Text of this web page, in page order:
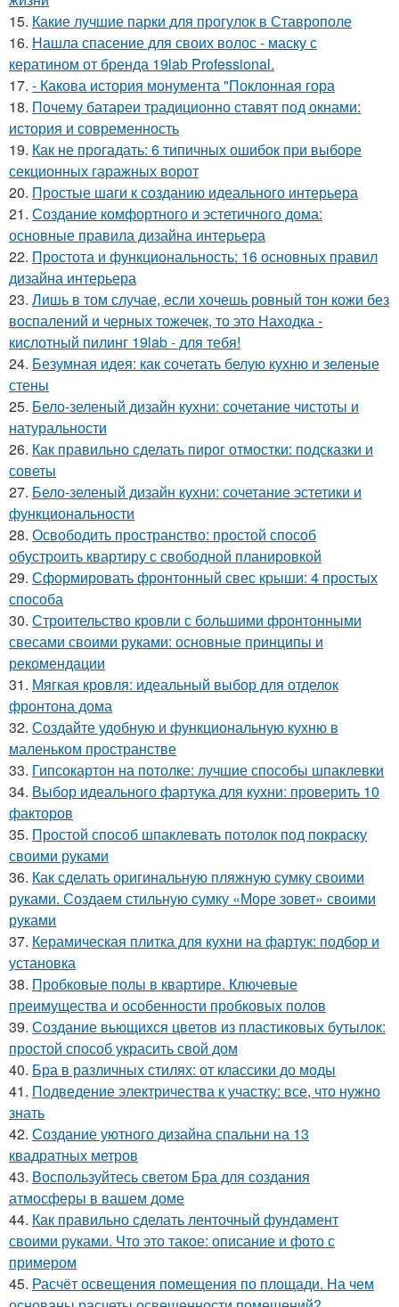
15. Какие лучшие парки для прогулок в Ставрополе
16. Нашла спасение для своих волос - маску с
кератином от бренда 19lab Professional.
17. - Какова история монумента "Поклонная гора
18. Почему батареи традиционно ставят под окнами:
история и современность
19. Как не прогадать: 6 типичных ошибок при выборе
секционных гаражных ворот
20. Простые шаги к созданию идеального интерьера
21. Создание комфортного и эстетичного дома:
основные правила дизайна интерьера
22. Простота и функциональность: 16 основных правил
дизайна интерьера
23. Лишь в том случае, если хочешь ровный тон кожи без
воспалений и черных тожечек, то это Находка -
кислотный пилинг 19lab - для тебя!
24. Безумная идея: как сочетать белую кухню и зеленые
стены
25. Бело-зеленый дизайн кухни: сочетание чистоты и
натуральности
26. Как правильно сделать пирог отмостки: подсказки и
советы
27. Бело-зеленый дизайн кухни: сочетание эстетики и
функциональности
28. Освободить пространство: простой способ
обустроить квартиру с свободной планировкой
29. Сформировать фронтонный свес крыши: 4 простых
способа
30. Строительство кровли с большими фронтонными
свесами своими руками: основные принципы и
рекомендации
31. Мягкая кровля: идеальный выбор для отделок
фронтона дома
32. Создайте удобную и функциональную кухню в
маленьком пространстве
33. Гипсокартон на потолке: лучшие способы шпаклевки
34. Выбор идеального фартука для кухни: проверить 10
факторов
35. Простой способ шпаклевать потолок под покраску
своими руками
36. Как сделать оригинальную пляжную сумку своими
руками. Создаем стильную сумку «Море зовет» своими
руками
37. Керамическая плитка для кухни на фартук: подбор и
установка
38. Пробковые полы в квартире. Ключевые
преимущества и особенности пробковых полов
39. Создание вьющихся цветов из пластиковых бутылок:
простой способ украсить свой дом
40. Бра в различных стилях: от классики до моды
41. Подведение электричества к участку: все, что нужно
знать
42. Создание уютного дизайна спальни на 13
квадратных метров
43. Воспользуйтесь светом Бра для создания
атмосферы в вашем доме
44. Как правильно сделать ленточный фундамент
своими руками. Что это такое: описание и фото с
примером
45. Расчёт освещения помещения по площади. На чем